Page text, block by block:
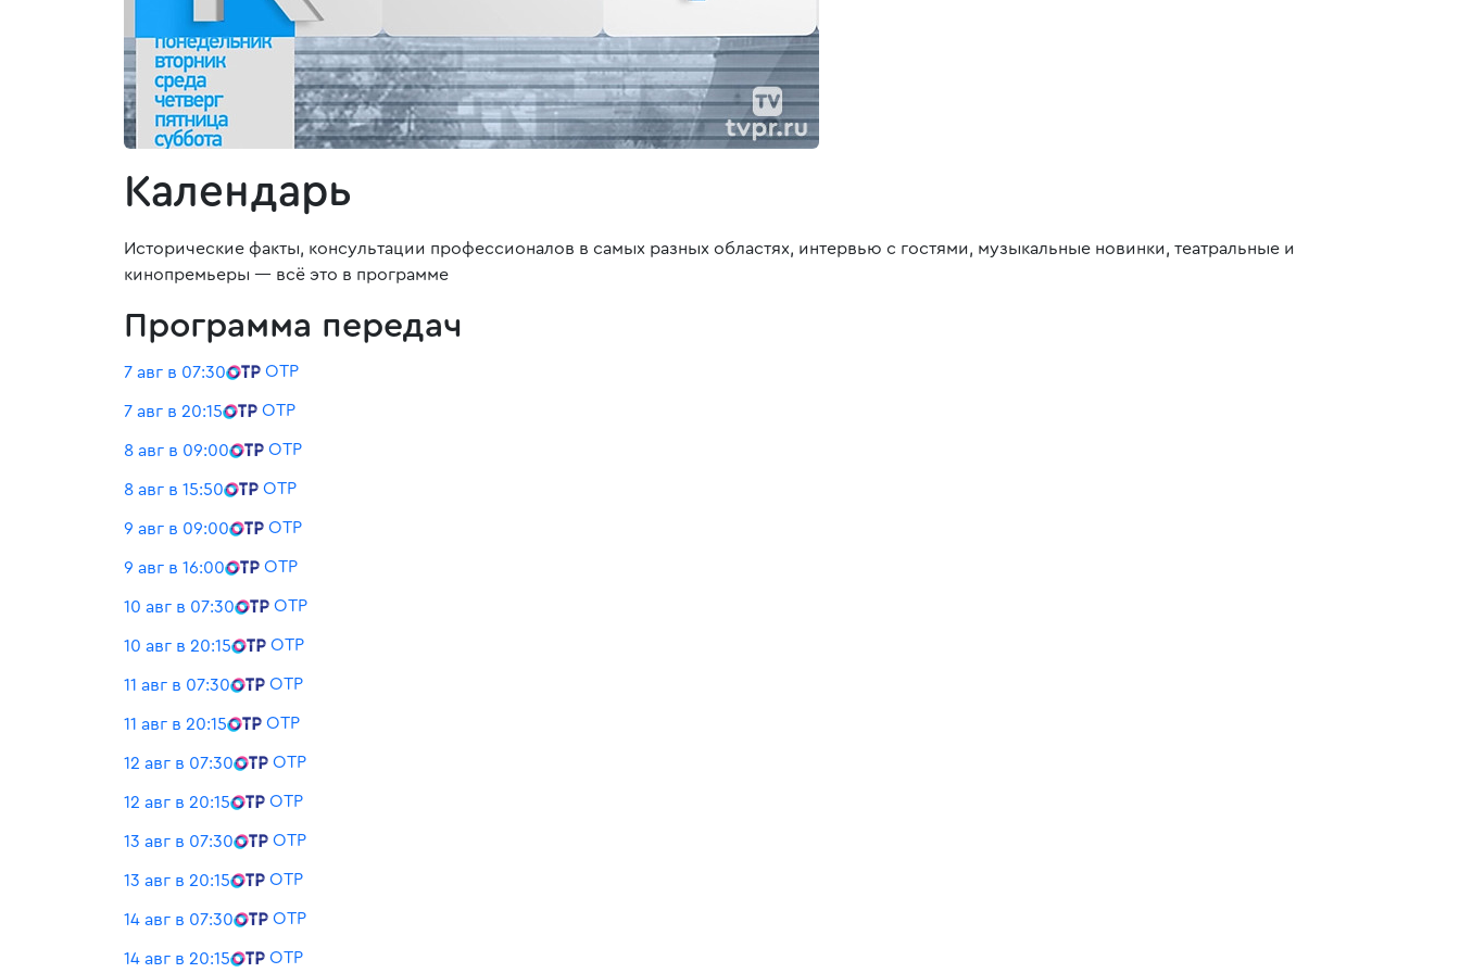
Календарь
Исторические факты, консультации профессионалов в самых разных областях, интервью с гостями, музыкальные новинки, театральные и
кинопремьеры — всё это в программе
Программа передач
7 авг в 07:30 ОТР
7 авг в 20:15 ОТР
8 авг в 09:00 ОТР
8 авг в 15:50 ОТР
9 авг в 09:00 ОТР
9 авг в 16:00 ОТР
10 авг в 07:30 ОТР
10 авг в 20:15 ОТР
11 авг в 07:30 ОТР
11 авг в 20:15 ОТР
12 авг в 07:30 ОТР
12 авг в 20:15 ОТР
13 авг в 07:30 ОТР
13 авг в 20:15 ОТР
14 авг в 07:30 ОТР
14 авг в 20:15 ОТР